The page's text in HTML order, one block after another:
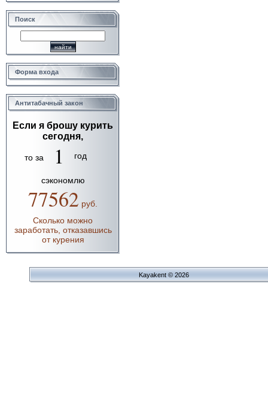
Поиск
Форма входа
Антитабачный закон
Если я брошу курить
сегодня,
то за 1 год
сэкономлю
77562 руб.
Сколько можно
заработать, отказавшись
от курения
Kayakent © 2026